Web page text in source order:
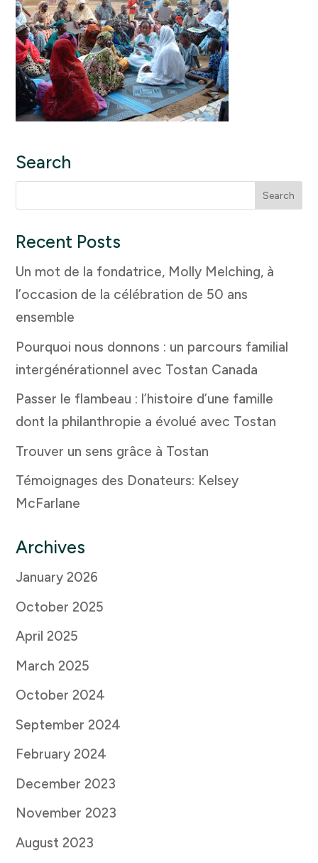
Search
for:
Recent Posts
Un mot de la fondatrice, Molly Melching, à
l’occasion de la célébration de 50 ans
ensemble
Pourquoi nous donnons : un parcours familial
intergénérationnel avec Tostan Canada
Passer le flambeau : l’histoire d’une famille
dont la philanthropie a évolué avec Tostan
Trouver un sens grâce à Tostan
Témoignages des Donateurs: Kelsey
McFarlane
Archives
January 2026
October 2025
April 2025
March 2025
October 2024
September 2024
February 2024
December 2023
November 2023
August 2023